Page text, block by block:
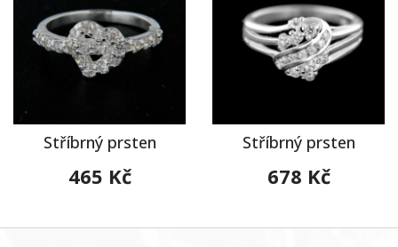
Stříbrný prsten
465 Kč
Stříbrný prsten
678 Kč